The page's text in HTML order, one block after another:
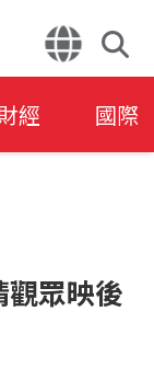
經 國際
觀眾映後